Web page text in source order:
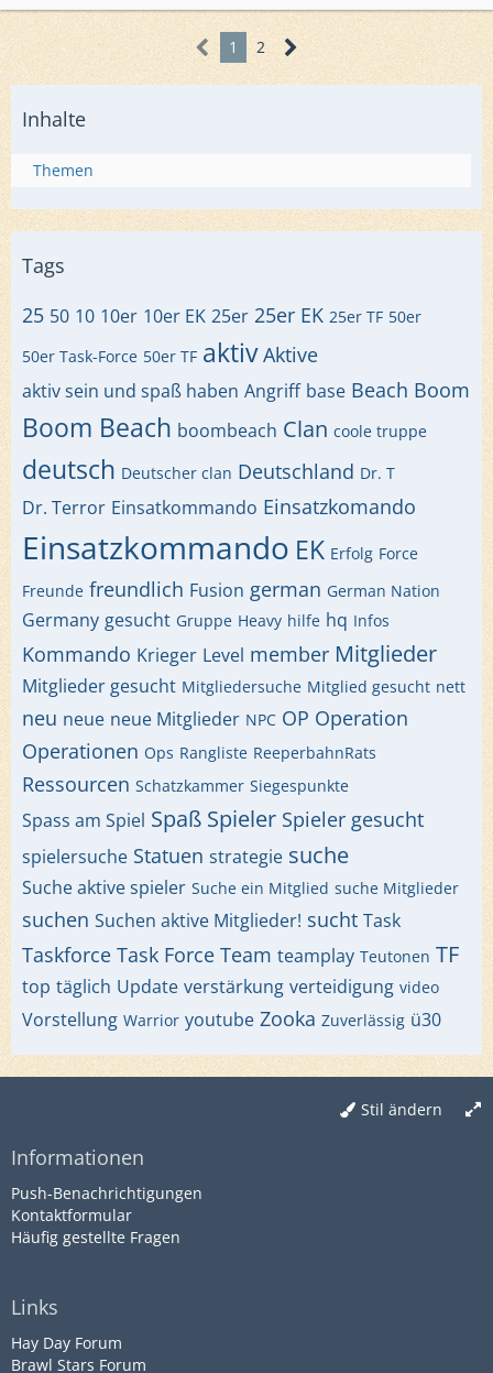
1 2
Inhalte
Themen
Tags
25 50 10 10er 10er EK 25er 25er EK 25er TF 50er
50er Task-Force 50er TF aktiv Aktive
aktiv sein und spaß haben Angriff base Beach Boom
Boom Beach boombeach Clan coole truppe
deutsch Deutscher clan Deutschland Dr. T
Dr. Terror Einsatkommando Einsatzkomando
Einsatzkommando EK Erfolg Force
Freunde freundlich Fusion german German Nation
Germany gesucht Gruppe Heavy hilfe hq Infos
Kommando Krieger Level member Mitglieder
Mitglieder gesucht Mitgliedersuche Mitglied gesucht nett
neu neue neue Mitglieder NPC OP Operation
Operationen Ops Rangliste ReeperbahnRats
Ressourcen Schatzkammer Siegespunkte
Spass am Spiel Spaß Spieler Spieler gesucht
spielersuche Statuen strategie suche
Suche aktive spieler Suche ein Mitglied suche Mitglieder
suchen Suchen aktive Mitglieder! sucht Task
Taskforce Task Force Team teamplay Teutonen TF
top täglich Update verstärkung verteidigung video
Vorstellung Warrior youtube Zooka Zuverlässig ü30
Stil ändern
Informationen
Push-Benachrichtigungen
Kontaktformular
Häufig gestellte Fragen
Links
Hay Day Forum
Brawl Stars Forum